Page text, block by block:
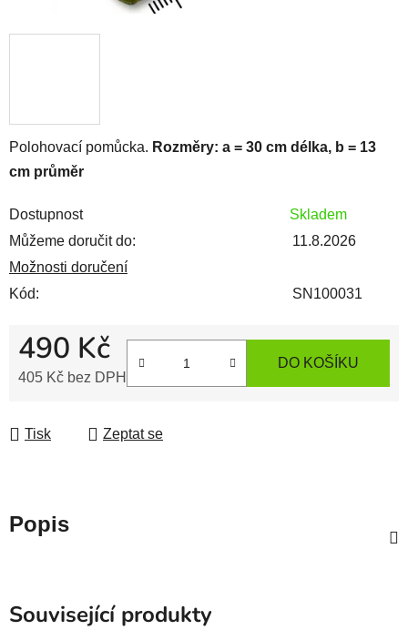
Polohovací pomůcka. Rozměry: a = 30 cm délka, b = 13
cm průměr
Dostupnost
Skladem
Můžeme doručit do:
11.8.2026
Možnosti doručení
Kód:
SN100031
490 Kč
405 Kč bez DPH
DO KOŠÍKU
Tisk Zeptat se
Popis
Související produkty